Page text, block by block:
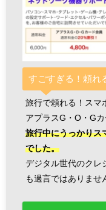
すごすぎる！頼れ
旅行で頼れる！スマ
アプラスG・O・Gカ
旅行中にうっかりス
でした。
デジタル世代のクレ
も過言ではありませ